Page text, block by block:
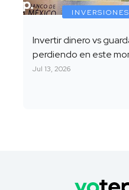
INVERSIONES
Invertir dinero vs
perdiendo en este
Jul 13, 2026